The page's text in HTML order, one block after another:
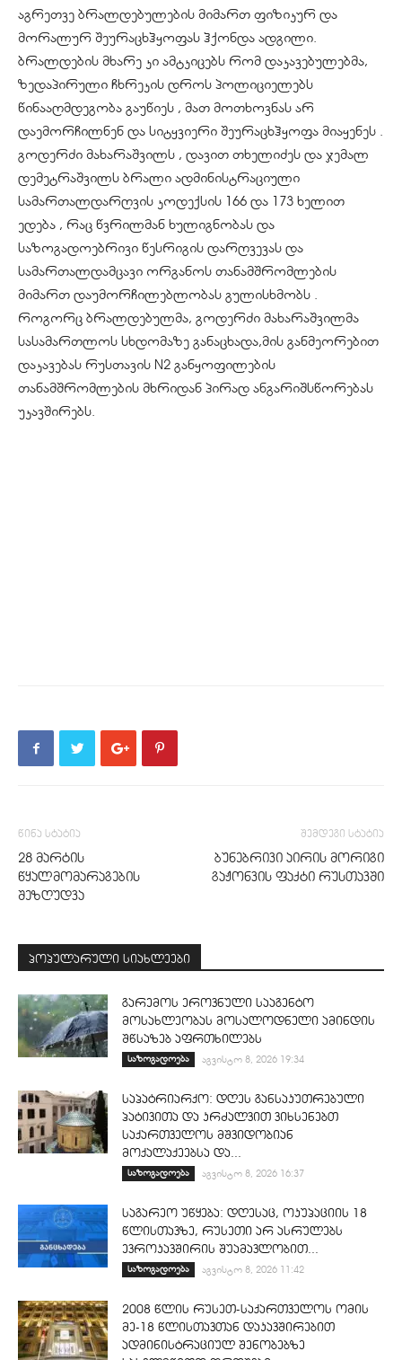
აგრეთვე ბრალდებულების მიმართ ფიზიკურ და
მორალურ შეურაცხჰყოფას ჰქონდა ადგილი.
ბრალდების მხარე კი ამტკიცებს რომ დაკავებულებმა,
ზედაპირული ჩხრეკის დროს პოლიციელებს
წინააღმდეგობა გაუწიეს , მათ მოთხოვნას არ
დაემორჩილნენ და სიტყვიერი შეურაცხჰყოფა მიაყენეს .
გოდერძი მახარაშვილს , დავით თხელიძეს და ჯემალ
დემეტრაშვილს ბრალი ადმინისტრაციული
სამართალდარღვის კოდექსის 166 და 173 ხელით
ედება , რაც წვრილმან ხულიგნობას და
საზოგადოებრივი წესრიგის დარღვევას და
სამართალდამცავი ორგანოს თანამშრომლების
მიმართ დაუმორჩილებლობას გულისხმობს .
როგორც ბრალდებულმა, გოდერძი მახარაშვილმა
სასამართლოს სხდომაზე განაცხადა,მის განმეორებით
დაკავებას რუსთავის N2 განყოფილების
თანამშრომლების მხრიდან პირად ანგარიშსწორებას
უკავშირებს.
წინა სტატია
28 მარტის
წყალმომარაგების
შეზღუდვა
შემდეგი სტატია
ბუნებრივი აირის მორიგი
გაჟონვის ფაქტი რუსთავში
პოპულარული სიახლეები
გარემოს ეროვნული სააგენტო
მოსახლეობას მოსალოდნელი ამინდის
შწსაზებ აფრთხილებს
საზოგადოება აგვისტო 8, 2026 19:34
საპატრიარქო: დღეს განსაკუთრებული
პატივითა და კრძალვით ვიხსენებთ
საქართველოს მშვიდობიან
მოქალაქეებსა და...
საზოგადოება აგვისტო 8, 2026 16:37
საგარეო უწყება: დღესაც, ოკუპაციის 18
წლისთავზე, რუსეთი არ ასრულებს
ევროკავშირის შუამავლობით...
საზოგადოება აგვისტო 8, 2026 11:42
2008 წლის რუსეთ-საქართველოს ომის
მე-18 წლისთავთან დაკავშირებით
ადმინისტრაციულ შენობებზე